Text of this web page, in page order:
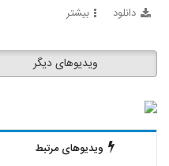
دانلود بیشتر
ویدیوهای دیگر
ویدیوهای مرتبط